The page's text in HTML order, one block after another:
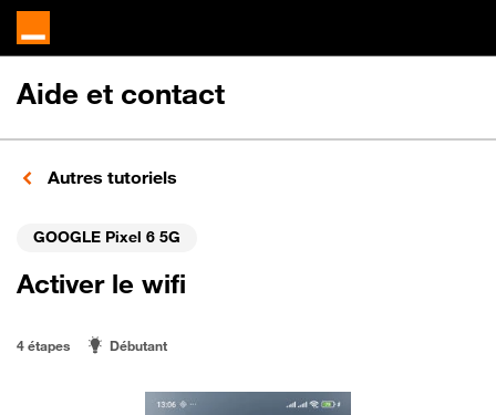
Aide et contact
Autres tutoriels
GOOGLE Pixel 6 5G
Activer le wifi
4 étapes Débutant